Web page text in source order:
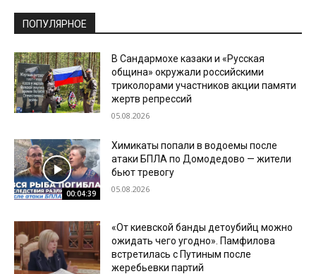
ПОПУЛЯРНОЕ
В Сандармохе казаки и «Русская
община» окружали российскими
триколорами участников акции памяти
жертв репрессий
05.08.2026
00:04:39
Химикаты попали в водоемы после
атаки БПЛА по Домодедово — жители
бьют тревогу
05.08.2026
«От киевской банды детоубийц можно
ожидать чего угодно». Памфилова
встретилась с Путиным после
жеребьевки партий